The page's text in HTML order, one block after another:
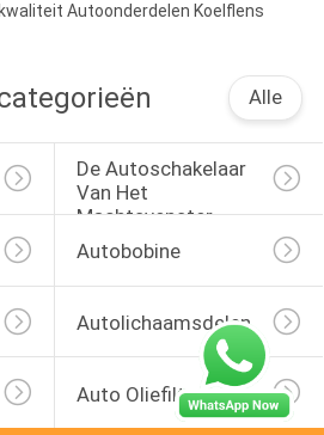
Autoonderdelen Koelflens
Alle
De Autoschakelaar
Van Het
Machtsvenster
Autobobine
Autolichaamsdelen
Auto Oliefilters